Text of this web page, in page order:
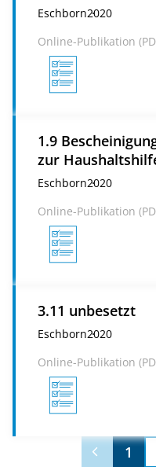
Eschborn2020
Online-Publikation (
1.9
zur
Eschborn2020
Online-Publikation (
3.11 unbesetzt
Eschborn2020
Online-Publikation (
1